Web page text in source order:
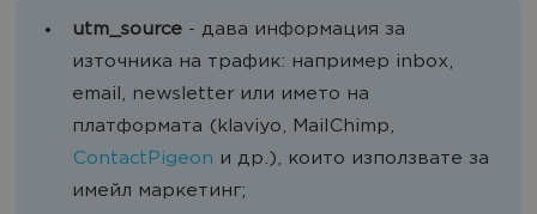
utm_source - дава информация за
източника на трафик: например inbox,
email, newsletter или името на
платформата (klaviyo, MailChimp,
ContactPigeon и др.), които използвате за
имейл маркетинг;